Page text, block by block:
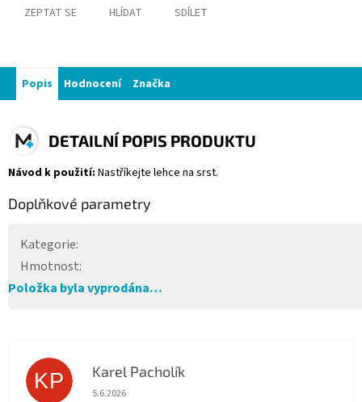
ZEPTAT SE HLÍDAT SDÍLET
Popis Hodnocení Značka
DETAILNÍ POPIS PRODUKTU
Návod k použití: Nastříkejte lehce na srst.
Doplňkové parametry
Kategorie:
Hmotnost:
Položka byla vyprodána…
KP Karel Pacholík
Hodnocení obchodu je 4 z 5 hvězdiček.
5.6.2026